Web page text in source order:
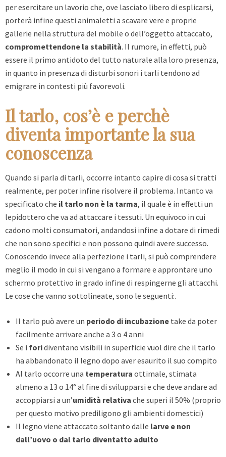
per esercitare un lavorio che, ove lasciato libero di esplicarsi,
porterà infine questi animaletti a scavare vere e proprie
gallerie nella struttura del mobile o dell’oggetto attaccato,
compromettendone la stabilità. Il rumore, in effetti, può
essere il primo antidoto del tutto naturale alla loro presenza,
in quanto in presenza di disturbi sonori i tarli tendono ad
emigrare in contesti più favorevoli.
Il tarlo, cos’è e perchè
diventa importante la sua
conoscenza
Quando si parla di tarli, occorre intanto capire di cosa si tratti
realmente, per poter infine risolvere il problema. Intanto va
specificato che il tarlo non è la tarma, il quale è in effetti un
lepidottero che va ad attaccare i tessuti. Un equivoco in cui
cadono molti consumatori, andandosi infine a dotare di rimedi
che non sono specifici e non possono quindi avere successo.
Conoscendo invece alla perfezione i tarli, si può comprendere
meglio il modo in cui si vengano a formare e approntare uno
schermo protettivo in grado infine di respingerne gli attacchi.
Le cose che vanno sottolineate, sono le seguenti:.
Il tarlo può avere un periodo di incubazione take da poter
facilmente arrivare anche a 3 o 4 anni
Se i foridiventano visibili in superficie vuol dire che il tarlo
ha abbandonato il legno dopo aver esaurito il suo compito
Al tarlo occorre una temperatura ottimale, stimata
almeno a 13 o 14° al fine di svilupparsi e che deve andare ad
accoppiarsi a un’umidità relativa che superi il 50% (proprio
per questo motivo prediligono gli ambienti domestici)
Il legno viene attaccato soltanto dalle larve e non
dall’uovo o dal tarlo diventatto adulto